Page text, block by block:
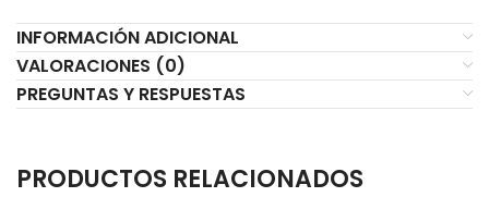
INFORMACIÓN ADICIONAL
VALORACIONES (0)
PREGUNTAS Y RESPUESTAS
PRODUCTOS RELACIONADOS